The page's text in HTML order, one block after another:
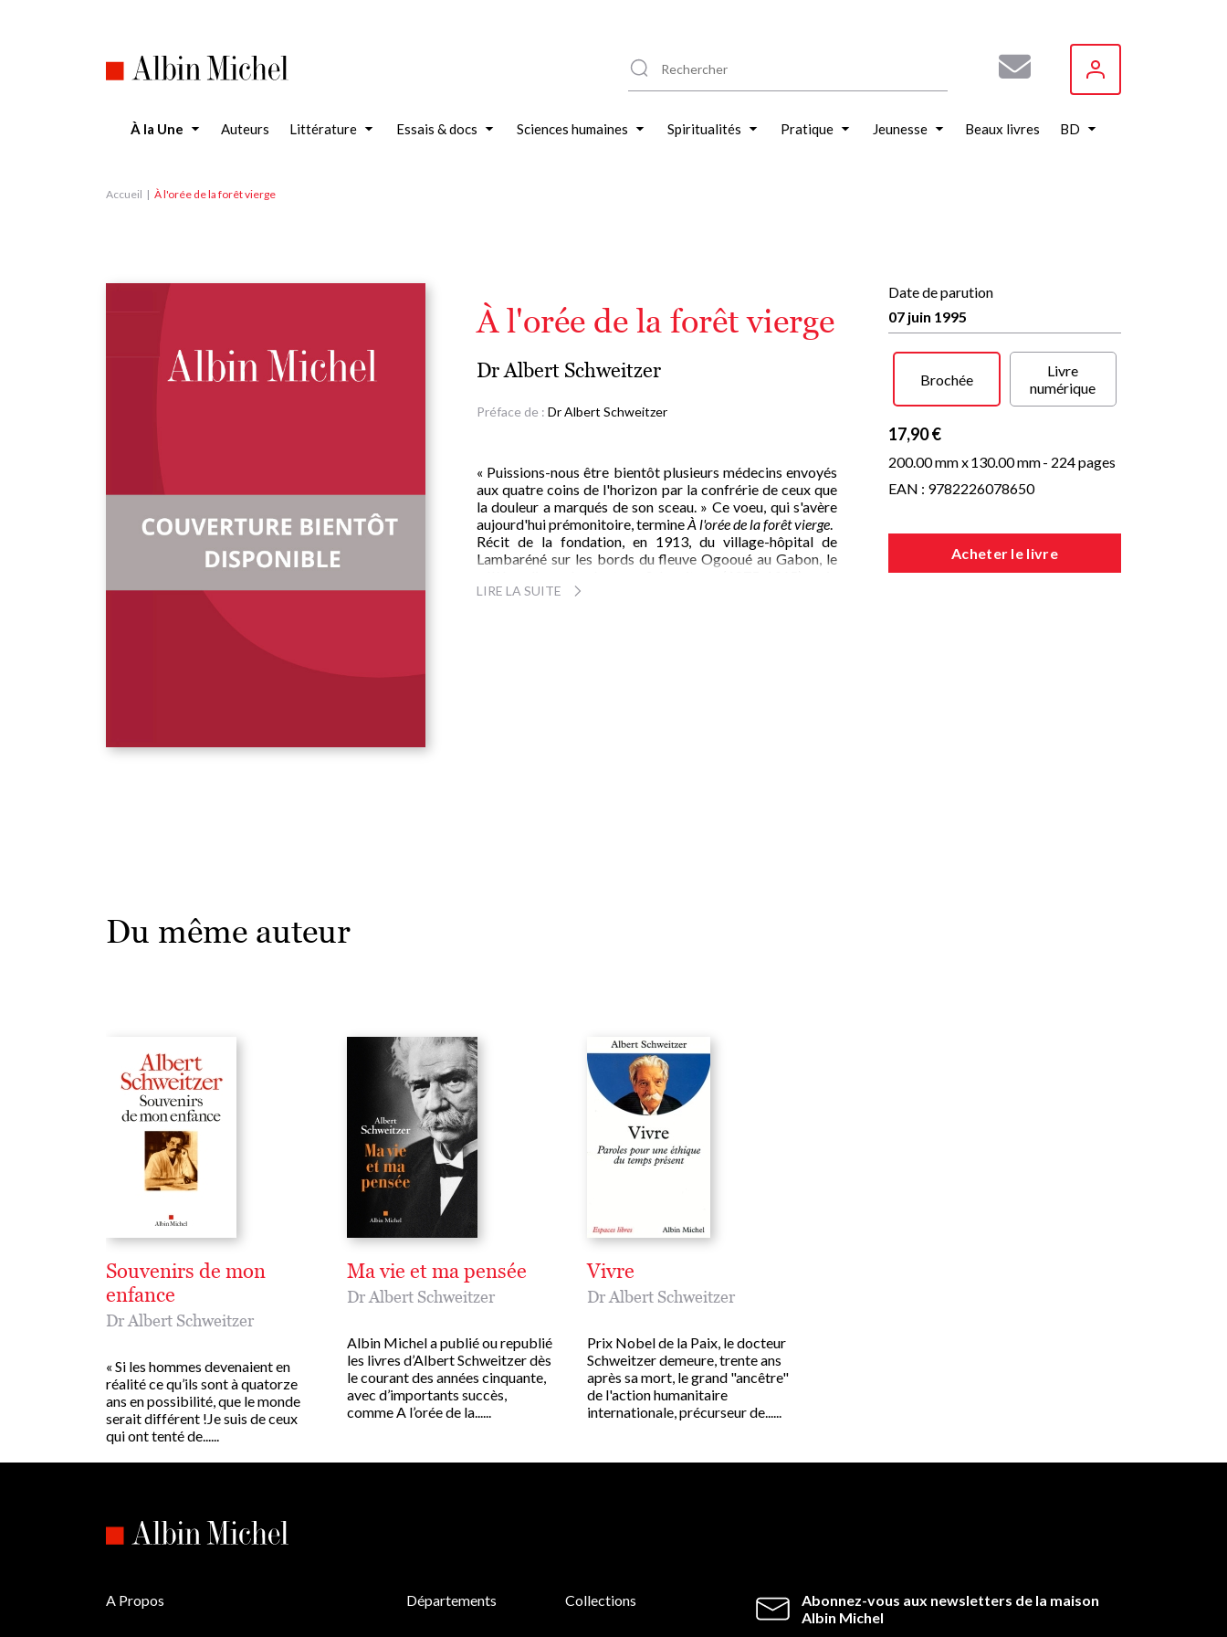
À la Une Auteurs Littérature Essais & docs Sciences humaines Spiritualités Pratique Jeunesse Beaux livres BD
Accueil À l'orée de la forêt vierge
À l'orée de la forêt vierge
Dr Albert Schweitzer
Préface de : Dr Albert Schweitzer
« Puissions-nous être bientôt plusieurs médecins envoyés
aux quatre coins de l'horizon par la confrérie de ceux que
la douleur a marqués de son sceau. » Ce voeu, qui s'avère
aujourd'hui prémonitoire, termineÀ l'orée de la forêt vierge.
Récit de la fondation, en 1913, du village-hôpital de
Lambaréné sur les bords du fleuve Ogooué au Gabon, le
Nobel de la Paix et grand pionnier de la médecine
LIRE LA SUITE
Date de parution
07 juin 1995
Brochée
Livre
numérique
17,90 €
200.00 mm x130.00 mm- 224 pages
EAN : 9782226078650
Acheter le livre
Du même auteur
Souvenirs de mon
enfance
Dr Albert Schweitzer
« Si les hommes devenaient en
réalité ce qu’ils sont à quatorze
ans en possibilité, que le monde
serait différent !Je suis de ceux
qui ont tenté de......
Ma vie et ma pensée
Dr Albert Schweitzer
Albin Michel a publié ou republié
les livres d’Albert Schweitzer dès
le courant des années cinquante,
avec d’importants succès,
comme A l’orée de la......
Vivre
Dr Albert Schweitzer
Prix Nobel de la Paix, le docteur
Schweitzer demeure, trente ans
après sa mort, le grand "ancêtre"
de l'action humanitaire
internationale, précurseur de......
Abonnez-vous aux newsletters de la maison
Albin Michel
A Propos Départements Collections